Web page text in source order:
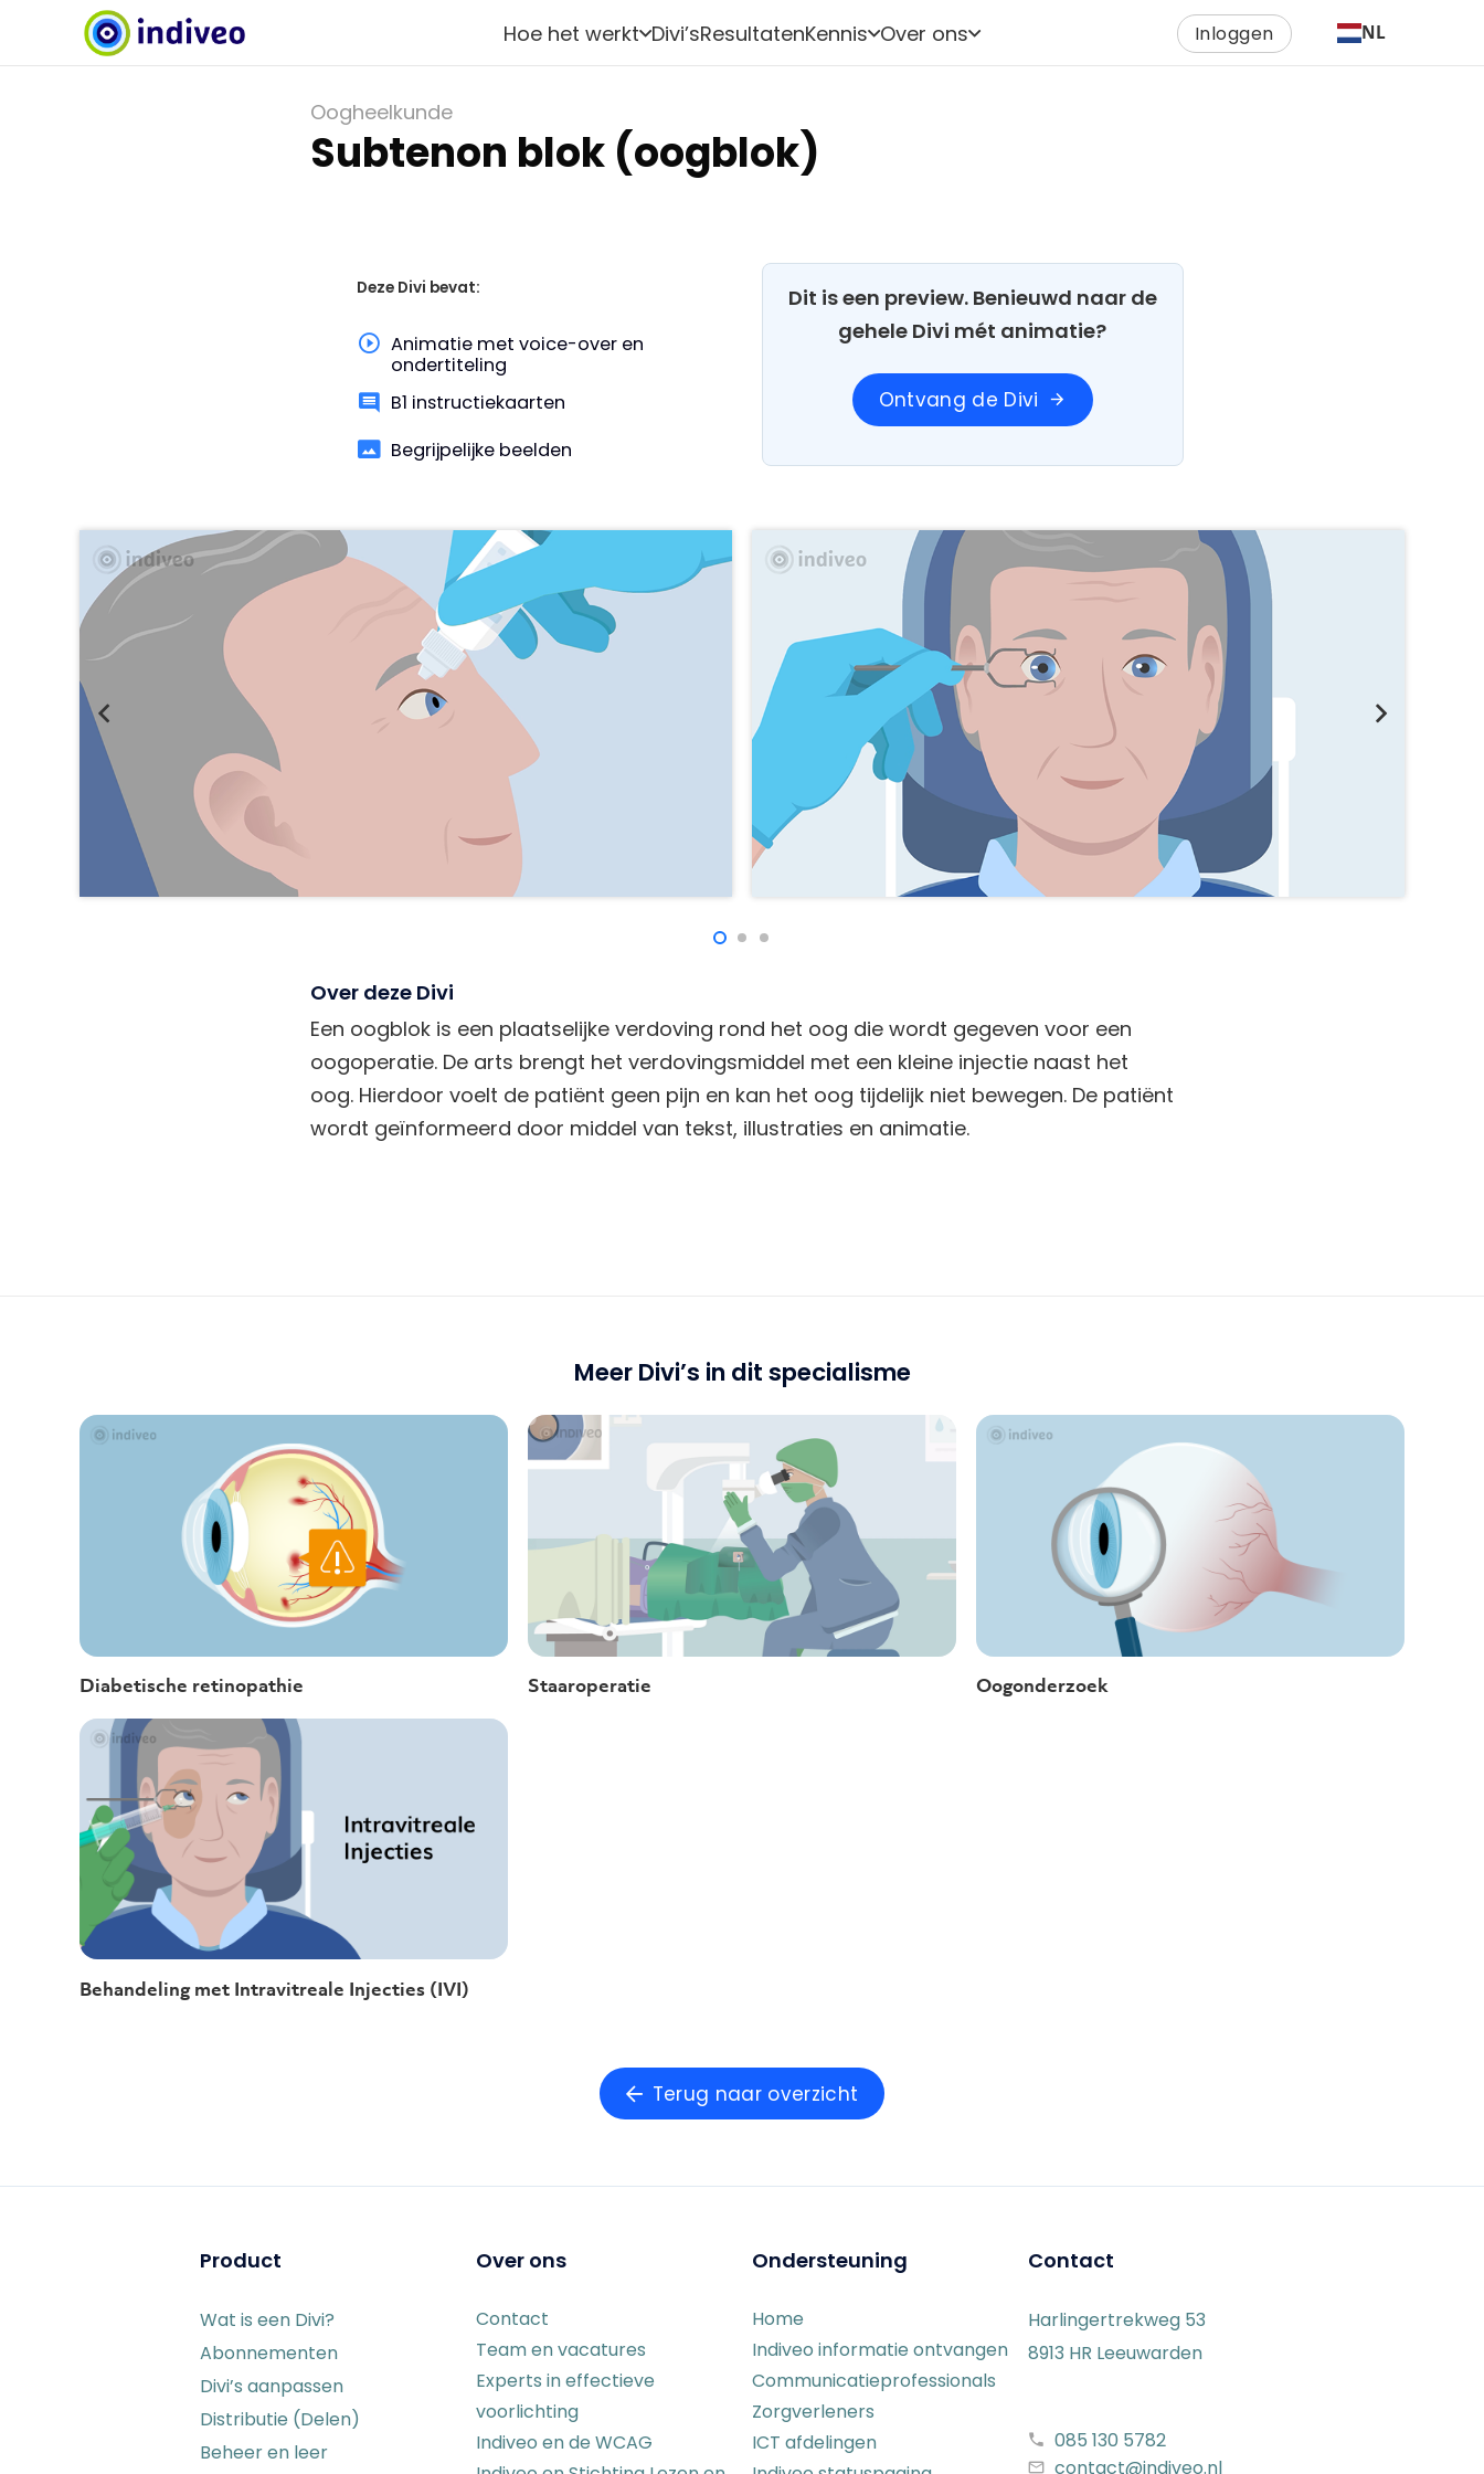
Hoe het werkt Divi’sResultatenKennis Over ons Inloggen NL
Oogheelkunde
Subtenon blok (oogblok)
Deze Divi bevat:
Animatie met voice-over en
ondertiteling
B1 instructiekaarten
Begrijpelijke beelden
Dit is een preview. Benieuwd naar de
gehele Divi mét animatie?
Ontvang de Divi arrow_forward
Over deze Divi
Een oogblok is een plaatselijke verdoving rond het oog die wordt gegeven voor een
oogoperatie. De arts brengt het verdovingsmiddel met een kleine injectie naast het
oog. Hierdoor voelt de patiënt geen pijn en kan het oog tijdelijk niet bewegen. De patiënt
wordt geïnformeerd door middel van tekst, illustraties en animatie.
Meer Divi’s in dit specialisme
Diabetische retinopathie Staaroperatie Oogonderzoek
Behandeling met Intravitreale Injecties (IVI)
Terug naar overzicht
Product
Wat is een Divi?
Abonnementen
Divi’s aanpassen
Distributie (Delen)
Beheer en leer
Over ons
Contact
Team en vacatures
Experts in effectieve
voorlichting
Indiveo en de WCAG
Ondersteuning
Home
Indiveo informatie ontvangen
Communicatieprofessionals
Zorgverleners
ICT afdelingen
Contact
Harlingertrekweg 53
8913 HR Leeuwarden
085 130 5782
contact@indiveo.nl